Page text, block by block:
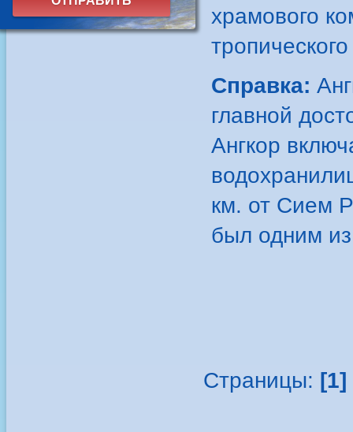
храмового
Справка:
главной
Ангкор
км. от Сием
был одним
Страницы: [1]